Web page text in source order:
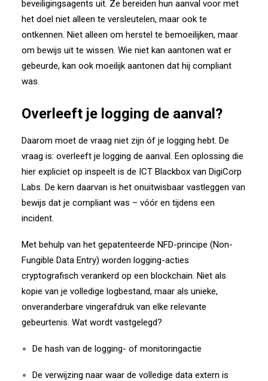
beveiligingsagents uit. Ze bereiden hun aanval voor met
het doel niet alleen te versleutelen, maar ook te
ontkennen. Niet alleen om herstel te bemoeilijken, maar
om bewijs uit te wissen. Wie niet kan aantonen wat er
gebeurde, kan ook moeilijk aantonen dat hij compliant
was.
Overleeft je logging de aanval?
Daarom moet de vraag niet zijn óf je logging hebt. De
vraag is: overleeft je logging de aanval. Een oplossing die
hier expliciet op inspeelt is de ICT Blackbox van DigiCorp
Labs. De kern daarvan is het onuitwisbaar vastleggen van
bewijs dat je compliant was – vóór en tijdens een
incident.
Met behulp van het gepatenteerde NFD-principe (Non-
Fungible Data Entry) worden logging-acties
cryptografisch verankerd op een blockchain. Niet als
kopie van je volledige logbestand, maar als unieke,
onveranderbare vingerafdruk van elke relevante
gebeurtenis. Wat wordt vastgelegd?
De hash van de logging- of monitoringactie
De verwijzing naar waar de volledige data extern is